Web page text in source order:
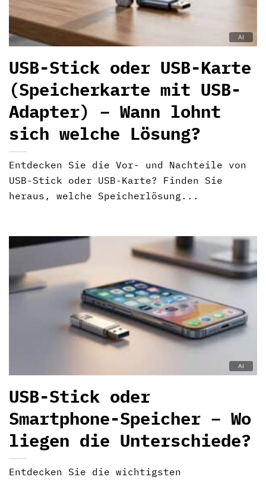
USB-Stick oder USB-Karte
(Speicherkarte mit USB-
Adapter) – Wann lohnt
sich welche Lösung?
Entdecken Sie die Vor- und Nachteile von
USB-Stick oder USB-Karte? Finden Sie
heraus, welche Speicherlösung...
USB-Stick oder
Smartphone-Speicher – Wo
liegen die Unterschiede?
Entdecken Sie die wichtigsten